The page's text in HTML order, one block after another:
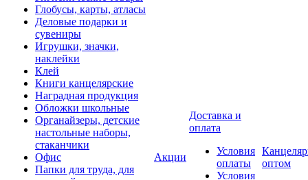
Глобусы, карты, атласы
Деловые подарки и
сувениры
Игрушки, значки,
наклейки
Клей
Книги канцелярские
Наградная продукция
Обложки школьные
Органайзеры, детские
настольные наборы,
стаканчики
Офис
Папки для труда, для
Акции
Доставка и
оплата
Условия
оплаты
Условия
оптом